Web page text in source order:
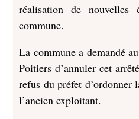
réalisation de
commune.
La commune a demandé
Poitiers d’annuler cet
refus du préfet d’ordonner
l’ancien exploitant.